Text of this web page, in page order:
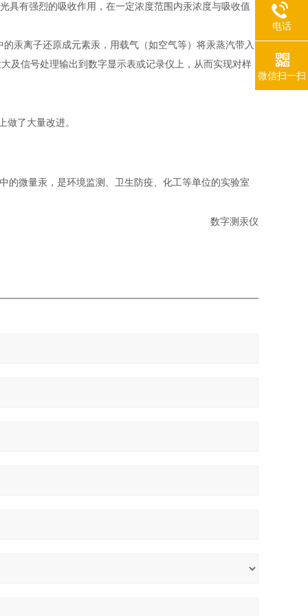
具有强烈的吸收作用，在一定浓度范围内汞浓度与吸收值
的汞离子还原成元素汞，用载气（如空气等）将汞蒸汽带入
及信号处理输出到数字显示表或记录仪上，从而实现对样
做了大量改进。
的微量汞，是环境监测、卫生防疫、化工等单位的实验室
数字测汞仪
电话
微信扫一扫